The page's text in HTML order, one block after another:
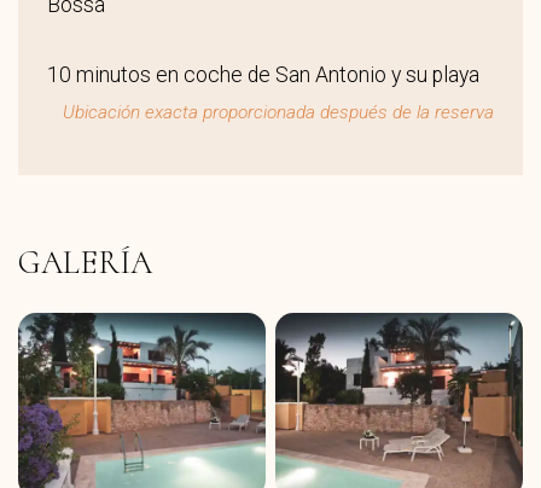
Bossa
10 minutos en coche de San Antonio y su playa
Ubicación exacta proporcionada después de la reserva
GALERÍA